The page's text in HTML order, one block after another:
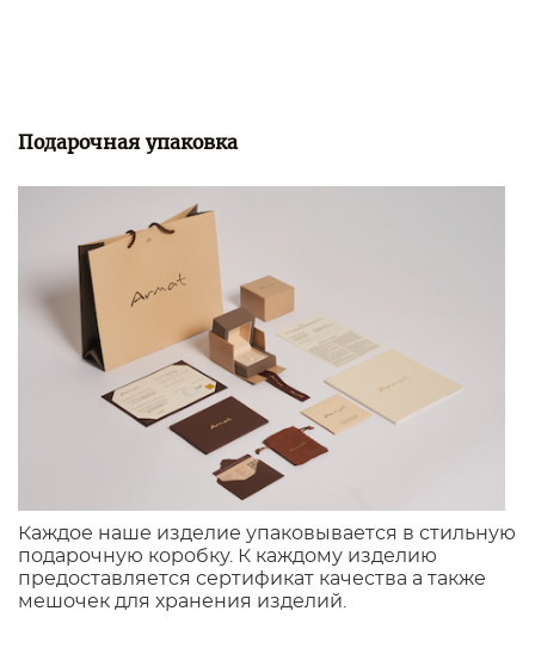
Подарочная упаковка
Каждое наше изделие упаковывается в стильную
подарочную коробку. К каждому изделию
предоставляется сертификат качества а также
мешочек для хранения изделий.